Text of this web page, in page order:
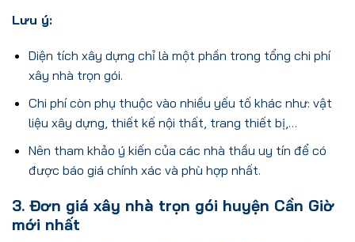
Lưu ý:
Diện tích xây dựng chỉ là một phần trong tổng chi phí
xây nhà trọn gói.
Chi phí còn phụ thuộc vào nhiều yếu tố khác như: vật
liệu xây dựng, thiết kế nội thất, trang thiết bị,…
Nên tham khảo ý kiến của các nhà thầu uy tín để có
được báo giá chính xác và phù hợp nhất.
3. Đơn giá xây nhà trọn gói huyện Cần Giờ
mới nhất